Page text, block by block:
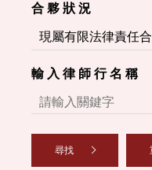
合 夥 狀 況
輸 入 律 師 行 名 稱
尋找